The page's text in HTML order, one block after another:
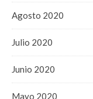
Agosto 2020
Julio 2020
Junio 2020
Mayo 2020